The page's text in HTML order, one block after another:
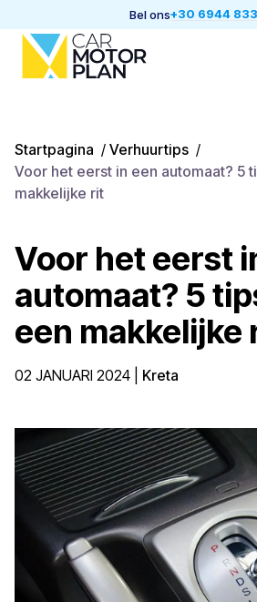
Bel ons+30 6944
Startpagina / Verhuurtips /
Voor het eerst in een automaat? 5
makkelijke rit
Voor het eerst
automaat? 5
een makkelijke
02 JANUARI 2024 Kreta